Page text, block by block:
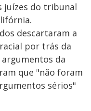
juízes do tribunal
descartaram a
por trás da
da
que "não foram
sérios"